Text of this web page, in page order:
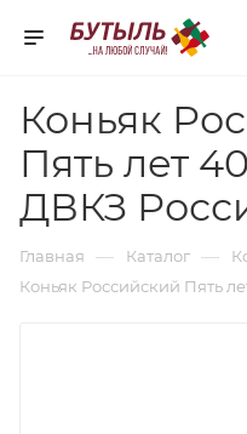
Коньяк
Пять лет
ДВКЗ
Главная — Каталог —
Коньяк Российский Пять